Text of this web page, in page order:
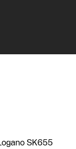
SK655